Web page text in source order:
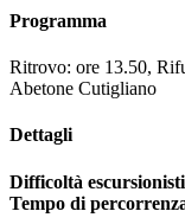
Programma
Ritrovo: ore 13.50,
Abetone Cutigliano
Dettagli
Difficoltà
Tempo di